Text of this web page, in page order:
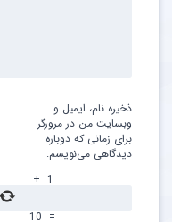
ذخیره نام، ایمیل و
وبسایت من در مرورگر
برای زمانی که دوباره
دیدگاهی می‌نویسم.
1
+
=
10